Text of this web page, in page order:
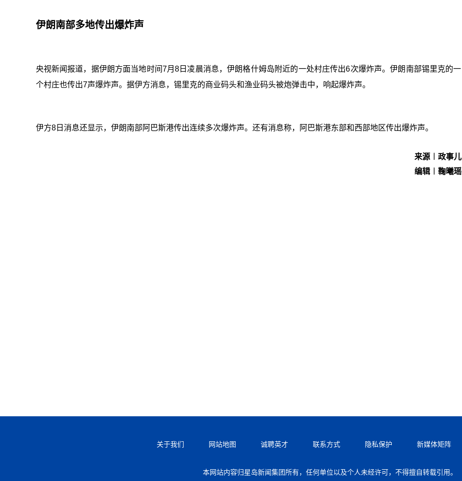
伊朗南部多地传出爆炸声
央视新闻报道，据伊朗方面当地时间7月8日凌晨消息，伊朗格什姆岛附近的一处村庄传出6次爆炸声。伊朗南部锡里克的一
个村庄也传出7声爆炸声。据伊方消息，锡里克的商业码头和渔业码头被炮弹击中，响起爆炸声。
伊方8日消息还显示，伊朗南部阿巴斯港传出连续多次爆炸声。还有消息称，阿巴斯港东部和西部地区传出爆炸声。
来源︱政事儿
编辑︱鞠曦瑶
关于我们 网站地图 诚聘英才 联系方式 隐私保护 新媒体矩阵
本网站内容归星岛新闻集团所有，任何单位以及个人未经许可，不得擅自转载引用。